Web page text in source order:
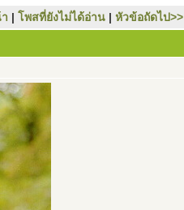
| โพสที่ยังไม่ได้อ่าน | หัวข้อถัดไป>>